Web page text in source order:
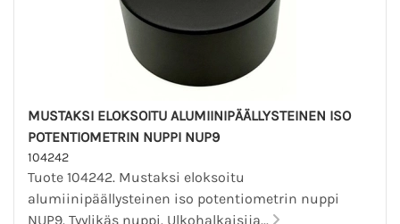
MUSTAKSI ELOKSOITU ALUMIINIPÄÄLLYSTEINEN ISO
POTENTIOMETRIN NUPPI NUP9
104242
Tuote 104242. Mustaksi eloksoitu
alumiinipäällysteinen iso potentiometrin nuppi
NUP9. Tyylikäs nuppi. Ulkohalkaisija...